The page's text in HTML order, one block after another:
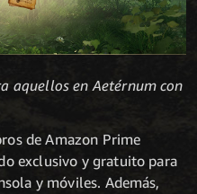
aquellos en Aetérnum con
de Amazon Prime
exclusivo y gratuito para
y móviles. Además,